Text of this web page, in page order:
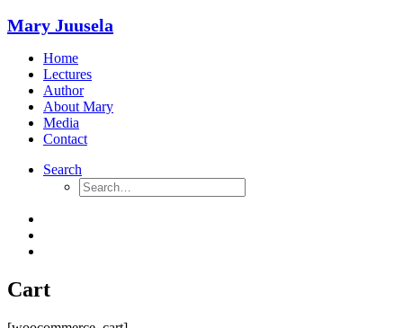
Mary Juusela
Home
Lectures
Author
About Mary
Media
Contact
Search
Cart